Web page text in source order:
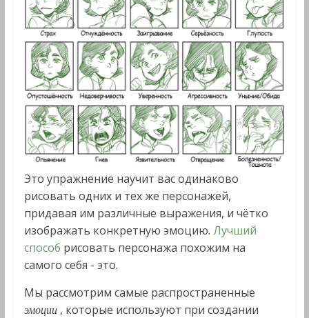
Это упражнение научит вас одинаково
рисовать одних и тех же персонажей,
придавая им различные выражения, и чётко
изображать конкретную эмоцию. Лучший
способ рисовать персонажа похожим на
самого себя - это.
Мы рассмотрим самые распространенные
эмоции , которые используют при создании